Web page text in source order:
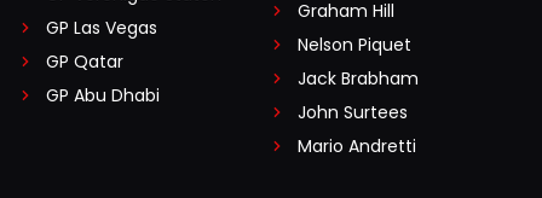
GP Las Vegas
GP Qatar
GP Abu Dhabi
Graham Hill
Nelson Piquet
Jack Brabham
John Surtees
Mario Andretti